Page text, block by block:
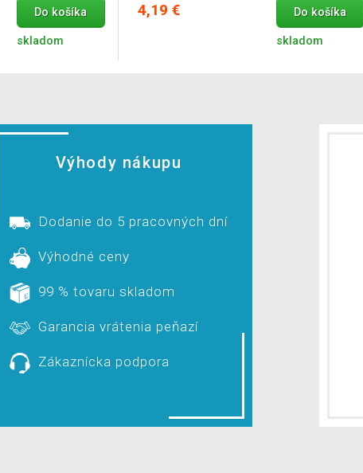
Do košíka
skladom
4,19 € Do košíka
skladom
Výhody nákupu
Dodanie do 5 pracovných dní
Výhodné ceny
99 % tovaru skladom
Garancia vrátenia peňazí
Zákaznícka podpora